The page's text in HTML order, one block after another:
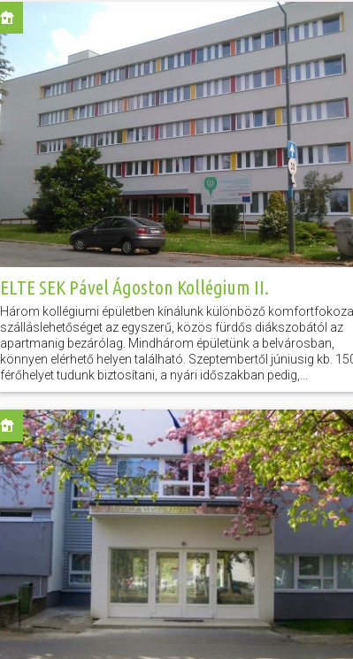
ELTE SEK Pável Ágoston Kollégium II.
Három kollégiumi épületben kínálunk különböző
szálláslehetőséget az egyszerű, közös fürdős diákszobától az
apartmanig bezárólag. Mindhárom épületünk a belvárosban,
könnyen elérhető helyen található. Szeptembertől júniusig kb.
férőhelyet tudunk biztosítani, a nyári időszakban pedig,...